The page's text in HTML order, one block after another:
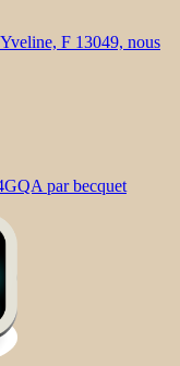
F 13049, nous
par becquet